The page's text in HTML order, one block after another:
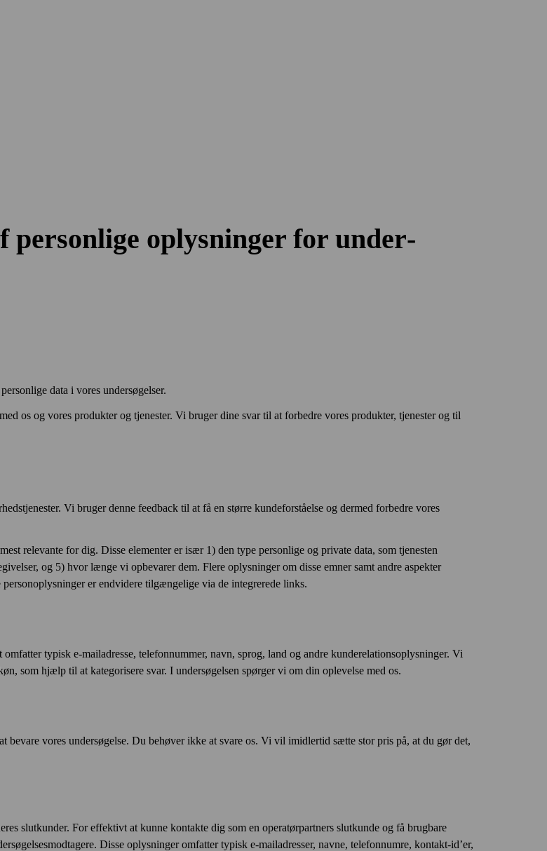
person­lige oplysninger for under­
data i vores under­søgelser.
os og vores produkter og tjenester. Vi bruger dine svar til at forbedre vores produkter, tjenester og til
Vi bruger denne feed­back til at få en større kundeforståelse og dermed forbedre vores
relevante for dig. Disse elementer er især 1) den type personlige og private data, som tjenesten
og 5) hvor længe vi opbevarer dem. Flere oplysninger om disse emner samt andre aspekter
er endvidere tilgængelige via de integrerede links.
typisk e‑mail­adresse, telefonnummer, navn, sprog, land og andre kunderelations­oplysninger. Vi
som hjælp til at kategorisere svar. I undersøgelsen spørger vi om din oplevelse med os.
vores undersøgelse. Du behøver ikke at svare os. Vi vil imidlertid sætte stor pris på, at du gør det,
slutkunder. For effektivt at kunne kontakte dig som en operatørpartners slutkunde og få brugbare
Disse oplysninger omfatter typisk e‑mail­adresser, navne, telefonnumre, kontakt-id’er,